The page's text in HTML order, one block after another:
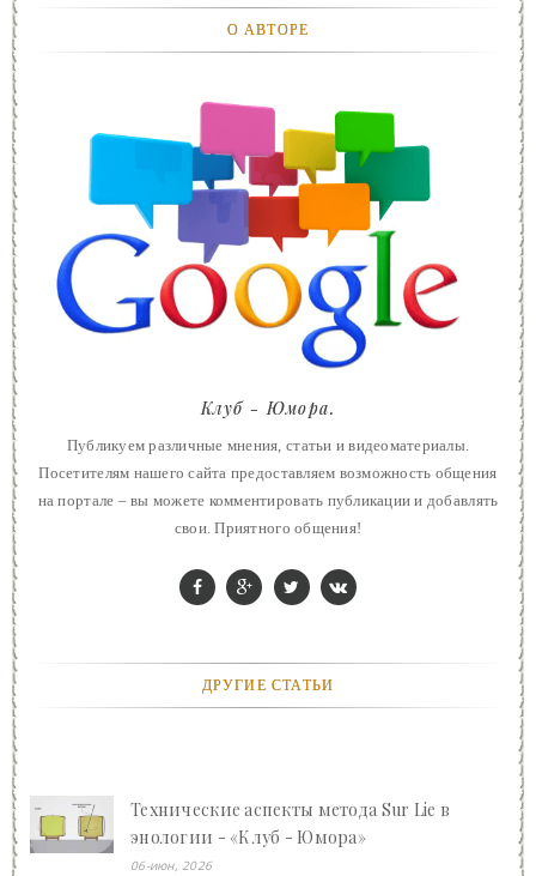
О АВТОРЕ
Клуб - Юмора.
Публикуем различные мнения, статьи и видеоматериалы.
Посетителям нашего сайта предоставляем возможность общения
на портале – вы можете комментировать публикации и добавлять
свои. Приятного общения!
ДРУГИЕ СТАТЬИ
Технические аспекты метода Sur Lie в
энологии - «Клуб - Юмора»
06-июн, 2026